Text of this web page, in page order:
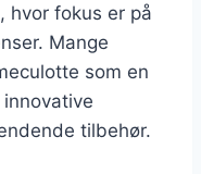
hvor fokus er på
Mange
som en
tilbehør.